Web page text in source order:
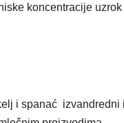
koncentracije
i spanać izvandredni